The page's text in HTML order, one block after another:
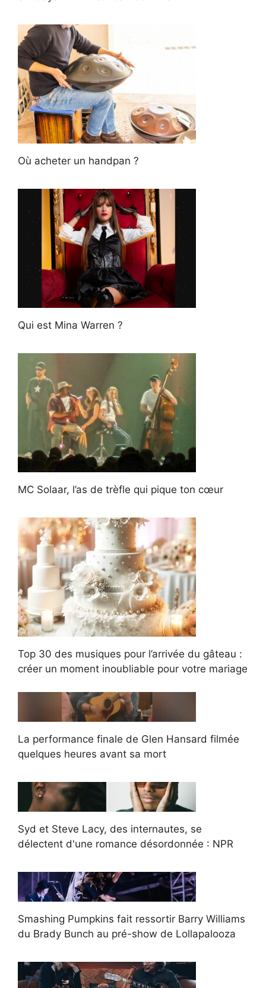
Où acheter un handpan ?
Qui est Mina Warren ?
MC Solaar, l’as de trèfle qui pique ton cœur
Top 30 des musiques pour l’arrivée du gâteau :
créer un moment inoubliable pour votre mariage
La performance finale de Glen Hansard filmée
quelques heures avant sa mort
Syd et Steve Lacy, des internautes, se
délectent d'une romance désordonnée : NPR
Smashing Pumpkins fait ressortir Barry Williams
du Brady Bunch au pré-show de Lollapalooza